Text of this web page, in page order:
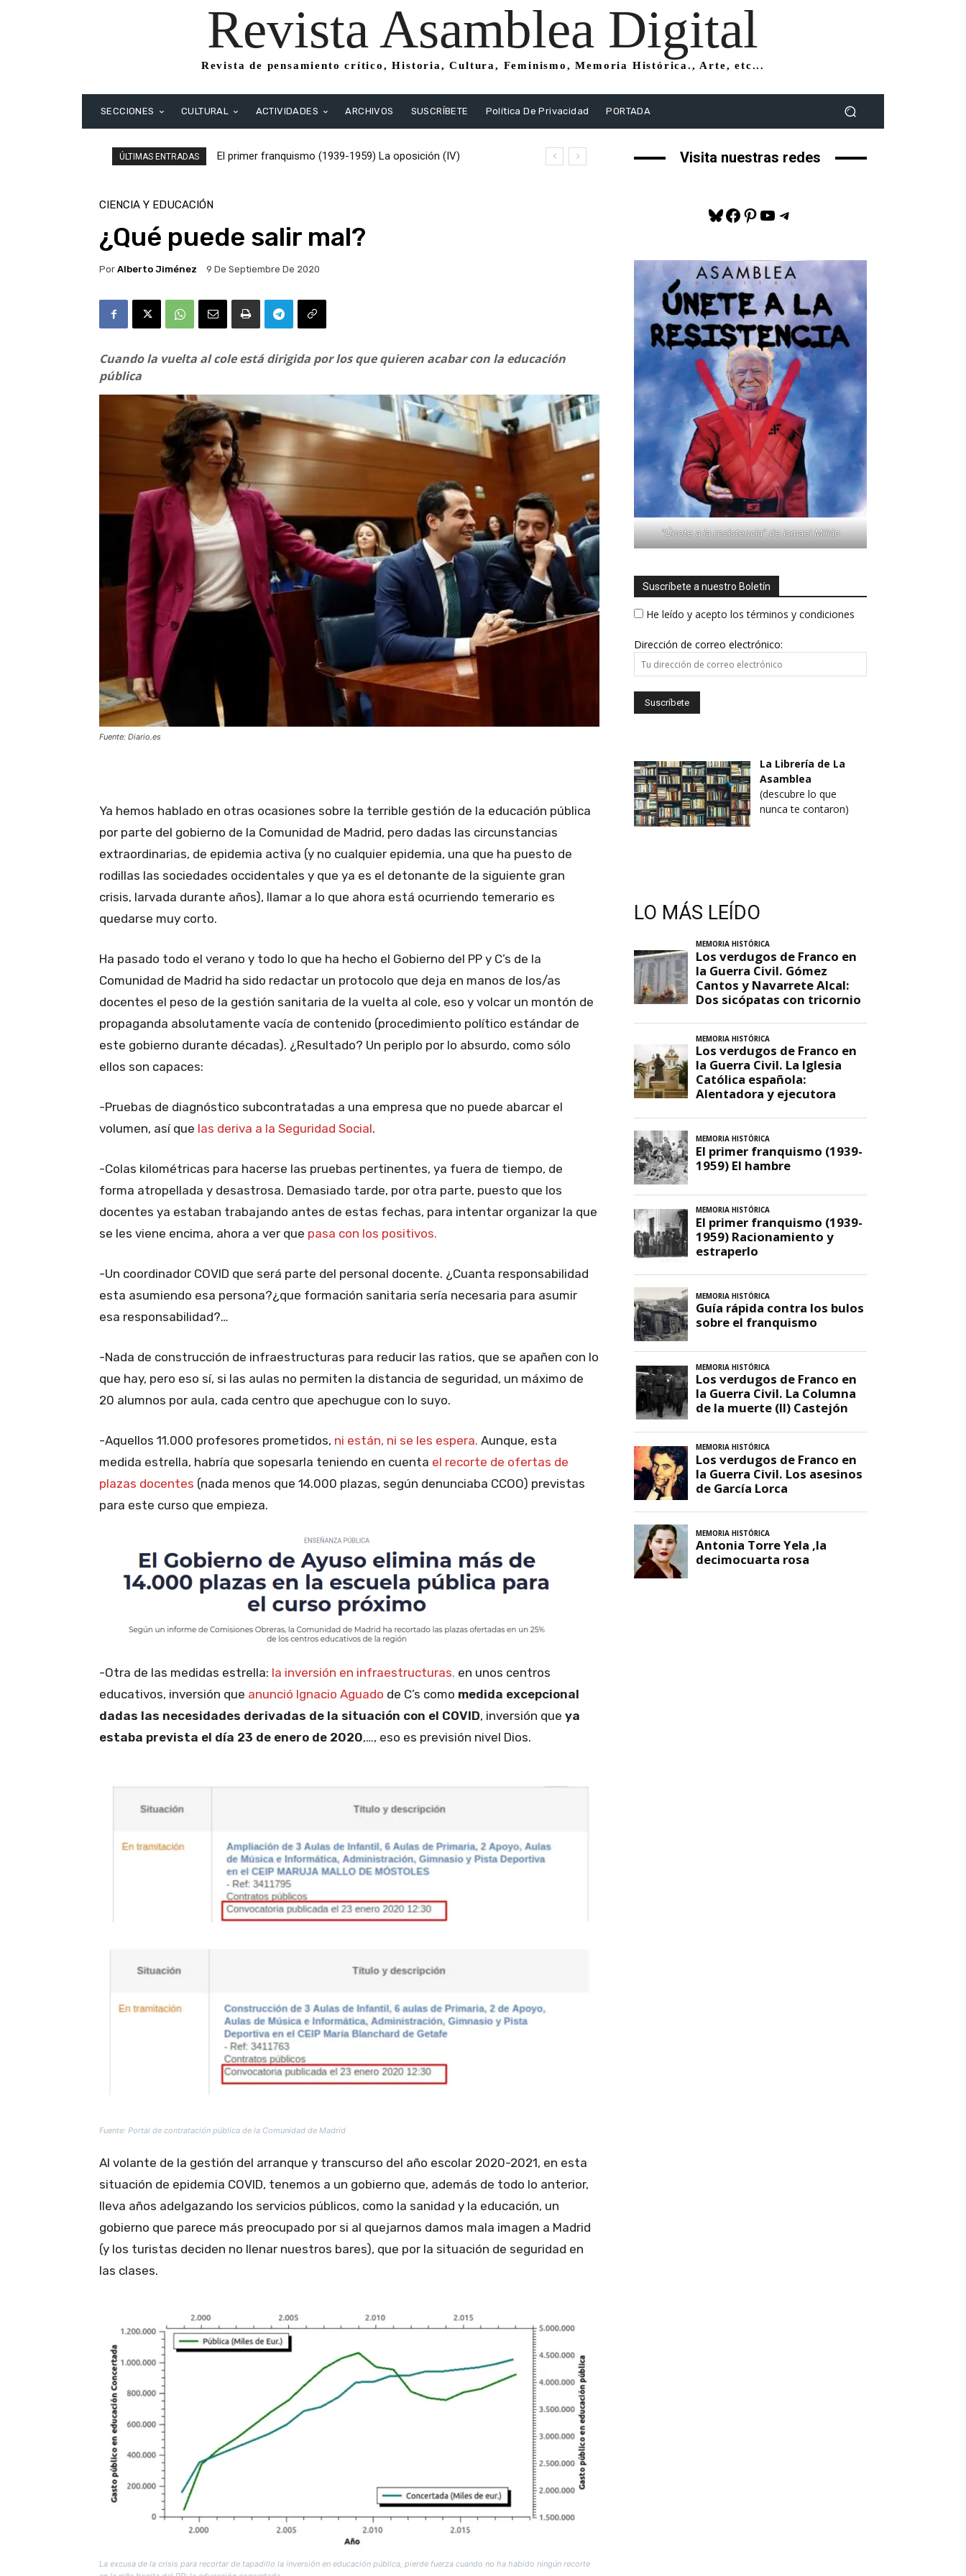
Revista Asamblea Digital
Revista de pensamiento crítico, Historia, Cultura, Feminismo, Memoria Histórica., Arte, etc...
SECCIONES CULTURAL ACTIVIDADES ARCHIVOS SUSCRÍBETE Política De Privacidad PORTADA
ÚLTIMAS ENTRADAS
El primer franquismo (1939-1959) La oposición (IV)
El primer franquismo (1939-1959) La oposición (III) El PSOE
CIENCIA Y EDUCACIÓN
¿Qué puede salir mal?
Por Alberto Jiménez 9 De Septiembre De 2020
Cuando la vuelta al cole está dirigida por los que quieren acabar con la educación
pública
Fuente: Diario.es
Ya hemos hablado en otras ocasiones sobre la terrible gestión de la educación pública
por parte del gobierno de la Comunidad de Madrid, pero dadas las circunstancias
extraordinarias, de epidemia activa (y no cualquier epidemia, una que ha puesto de
rodillas las sociedades occidentales y que ya es el detonante de la siguiente gran
crisis, larvada durante años), llamar a lo que ahora está ocurriendo temerario es
quedarse muy corto.
Ha pasado todo el verano y todo lo que ha hecho el Gobierno del PP y C’s de la
Comunidad de Madrid ha sido redactar un protocolo que deja en manos de los/as
docentes el peso de la gestión sanitaria de la vuelta al cole, eso y volcar un montón de
propaganda absolutamente vacía de contenido (procedimiento político estándar de
este gobierno durante décadas). ¿Resultado? Un periplo por lo absurdo, como sólo
ellos son capaces:
-Pruebas de diagnóstico subcontratadas a una empresa que no puede abarcar el
volumen, así que las deriva a la Seguridad Social.
-Colas kilométricas para hacerse las pruebas pertinentes, ya fuera de tiempo, de
forma atropellada y desastrosa. Demasiado tarde, por otra parte, puesto que los
docentes ya estaban trabajando antes de estas fechas, para intentar organizar la que
se les viene encima, ahora a ver que pasa con los positivos.
-Un coordinador COVID que será parte del personal docente. ¿Cuanta responsabilidad
esta asumiendo esa persona?¿que formación sanitaria sería necesaria para asumir
esa responsabilidad?…
-Nada de construcción de infraestructuras para reducir las ratios, que se apañen con lo
que hay, pero eso sí, si las aulas no permiten la distancia de seguridad, un máximo de
20 alumnos por aula, cada centro que apechugue con lo suyo.
-Aquellos 11.000 profesores prometidos, ni están, ni se les espera. Aunque, esta
medida estrella, habría que sopesarla teniendo en cuenta el recorte de ofertas de
plazas docentes (nada menos que 14.000 plazas, según denunciaba CCOO) previstas
para este curso que empieza.
-Otra de las medidas estrella: la inversión en infraestructuras, en unos centros
educativos, inversión que anunció Ignacio Aguado de C’s como medida excepcional
dadas las necesidades derivadas de la situación con el COVID, inversión que ya
estaba prevista el día 23 de enero de 2020,…, eso es previsión nivel Dios.
Fuente: Portal de contratación pública de la Comunidad de Madrid
Al volante de la gestión del arranque y transcurso del año escolar 2020-2021, en esta
situación de epidemia COVID, tenemos a un gobierno que, además de todo lo anterior,
lleva años adelgazando los servicios públicos, como la sanidad y la educación, un
gobierno que parece más preocupado por si al quejarnos damos mala imagen a Madrid
(y los turistas deciden no llenar nuestros bares), que por la situación de seguridad en
las clases.
La excusa de la crisis para recortar de tapadillo la inversión en educación pública, pierde fuerza cuando no ha habido ningún recorte
Visita nuestras redes
Bluesky
Facebook
Pinterest
YouTube
Telegram
"Únete a la resistencia" de Ismael Millán
Suscríbete a nuestro Boletín
He leído y acepto los términos y condiciones
Dirección de correo electrónico:
La Librería de La
Asamblea
(descubre lo que
nunca te contaron)
LO MÁS LEÍDO